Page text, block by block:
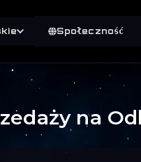
Społeczność
na